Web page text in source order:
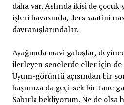
daha var. Aslında ikisi de çocuk
işleri havasında, ders saatini
davranışlarındalar.
Ayağımda mavi galoşlar,
ilerleyen senelerde eller için
Uyum-görüntü açısından bir
başımıza da geçirsek bir tane
Sabırla bekliyorum. Ne de olsa